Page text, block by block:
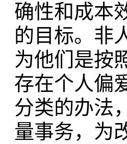
确性和成本
的目标。非
为他们是按
存在个人偏
分类的办法
量事务，为